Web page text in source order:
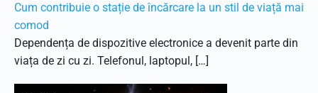
Cum contribuie o stație de încărcare la un stil de viață mai
comod
Dependența de dispozitive electronice a devenit parte din
viața de zi cu zi. Telefonul, laptopul, […]